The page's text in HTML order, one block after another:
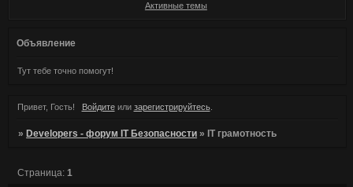
Активные темы
Объявление
Тут тебе точно помогут!
Привет, Гость! Войдитеили зарегистрируйтесь.
» Developers - форум IT Безопасности » IT грамотность
Страница:1